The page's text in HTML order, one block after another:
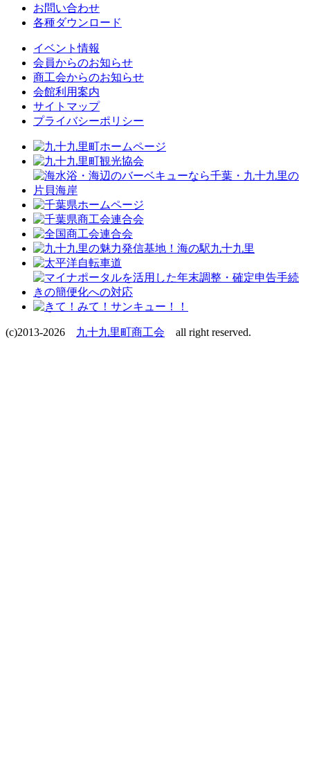
お問い合わせ
各種ダウンロード
イベント情報
会員からのお知らせ
商工会からのお知らせ
会館利用案内
サイトマップ
プライバシーポリシー
(c)2013-2026 九十九里町商工会 all right reserved.